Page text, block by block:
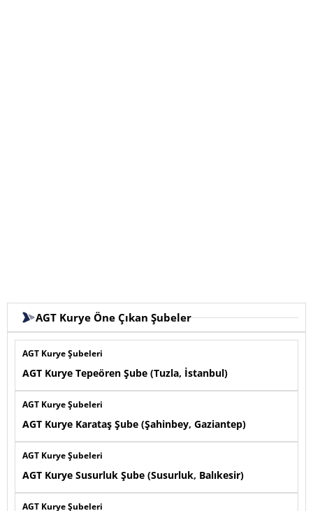
AGT Kurye Öne Çıkan Şubeler
AGT Kurye Şubeleri
AGT Kurye Tepeören Şube (Tuzla, İstanbul)
AGT Kurye Şubeleri
AGT Kurye Karataş Şube (Şahinbey, Gaziantep)
AGT Kurye Şubeleri
AGT Kurye Susurluk Şube (Susurluk, Balıkesir)
AGT Kurye Şubeleri